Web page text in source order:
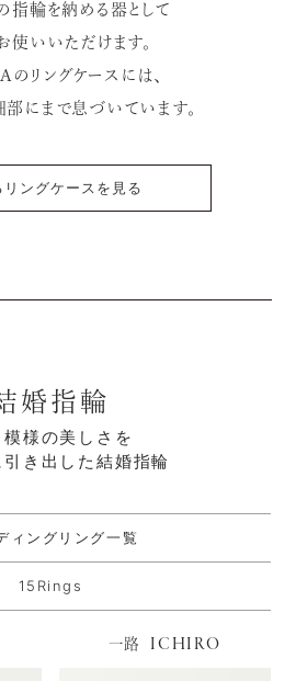
指輪を納める器として
使いいただけます。
リングケースには、
にまで息づいています。
リングケースを見る
婚指輪
様の美しさを
き出した結婚指輪
ィングリング一覧
15Rings
一路 ICHIRO